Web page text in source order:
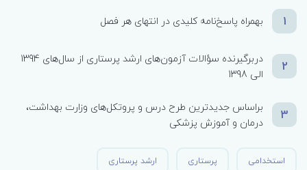
1
بهمراه پاسخ‌نامه کلیدی در انتهای هر فصل
2
دربرگیرنده سؤالات آزمون‌های ارشد پرستاری از سال‌های 1394
الی 1398
3
براساس جدیدترین طرح درس و پروتکل‌های وزارت بهداشت،
درمان و آموزش پزشکی
استخدامی پرستاری ارشد پرستاری